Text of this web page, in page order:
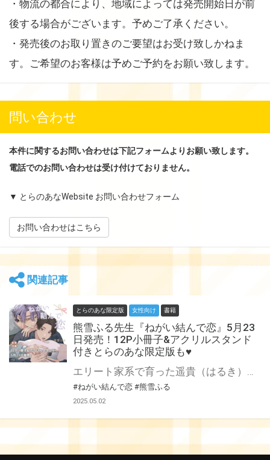
・物流の都合により、地域によっては発売開始日が前
後する場合がございます。予めご了承ください。
・発売後のお取り置きのご要望はお受け致しかねま
す。ご希望のお客様は予めご予約をお願い致します。
問い合わせ
本件に関するお問い合わせは下記フォームよりお願い致します。
電話でのお問い合わせは受け付けておりません。
▼ とらのあなWebsite お問い合わせフォーム
お問い合わせはこちら
関連記事
とらのあな限定版 女性向け 書籍
熊雪ふる先生『ねがい結んで恋』5月23
日発売！12P小冊子&アクリルスタンド
付きとらのあな限定版も♥
エリート家系で育った遥貴（はるき）はゲイであることを誰にも打ち明けられず、気づけば恋人いない歴＝年齢に…。 積もり積もった願望がいつか叶いますように、と近所の神社で神頼みすることが日課となっていた。 そんなある日、境内で倒れている男を発見した遥貴。 介抱しようと自宅へ連れて帰るが、徒和（とわ）と名乗るその男の正体はなんと”神様”だった！ 願いを叶えなければ消えてしまうと言う徒和は、遥貴の恥ずかしいお願いをすべて知っていた挙句、「俺に抱かれんの嫌？」と迫ってきて──！？ 生活力ゼロの美形神様×恋愛経験ゼロのエリートリーマン、神様が人に紛れ暮らす世界で繰り広げられるロマンティックラブ！ 熊雪ふる先生新刊『ねがい結んで恋』が5月23日発売決定！ とらのあなでは刊行を記念して12P小冊子&アクリルスタンド付きとらのあな限定版を発売致します♥ 有償特典はそれぞれとセットで選択可能♥ セット購入だとちょびっとお得です！ 池袋店・通販にて予約開始！とらのあな限定版は数量限定生産となりますので、お早めにご予約下さい！
#ねがい結んで恋 #熊雪ふる
2025.05.02